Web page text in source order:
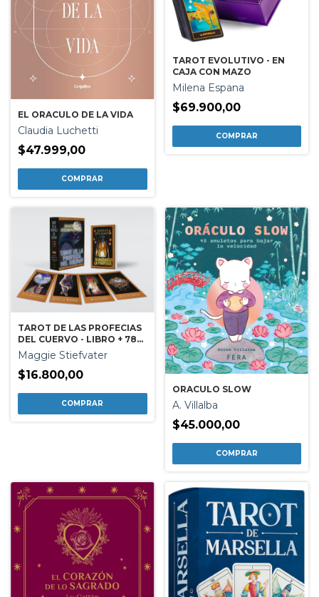
EL ORACULO DE LA VIDA
Claudia Luchetti
$47.999,00
TAROT EVOLUTIVO - EN
CAJA CON MAZO
Milena Espana
$69.900,00
TAROT DE LAS PROFECIAS
DEL CUERVO - LIBRO + 78
CARTAS
Maggie Stiefvater
$16.800,00
ORACULO SLOW
A. Villalba
$45.000,00